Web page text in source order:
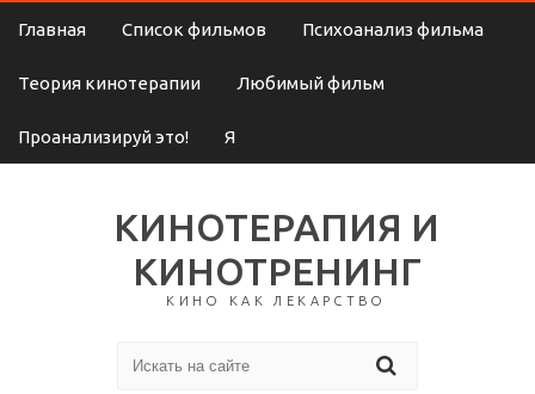
Главная Список фильмов Психоанализ фильма
Теория кинотерапии Любимый фильм
Проанализируй это! Я
КИНОТЕРАПИЯ И
КИНОТРЕНИНГ
КИНО КАК ЛЕКАРСТВО